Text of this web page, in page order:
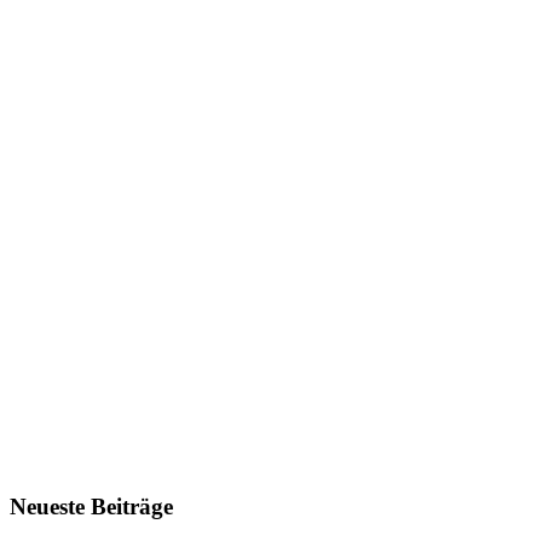
Neueste Beiträge